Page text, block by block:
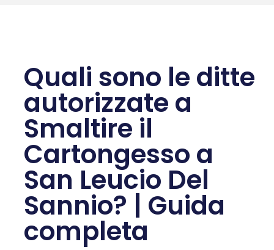
Quali sono le ditte
autorizzate a
Smaltire il
Cartongesso a
San Leucio Del
Sannio? | Guida
completa